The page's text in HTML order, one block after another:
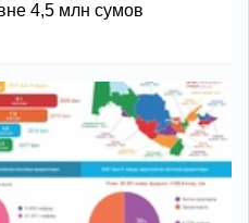
4,5 млн сумов